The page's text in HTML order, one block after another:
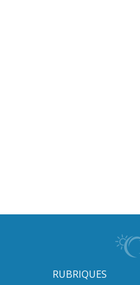
RUBRIQUES